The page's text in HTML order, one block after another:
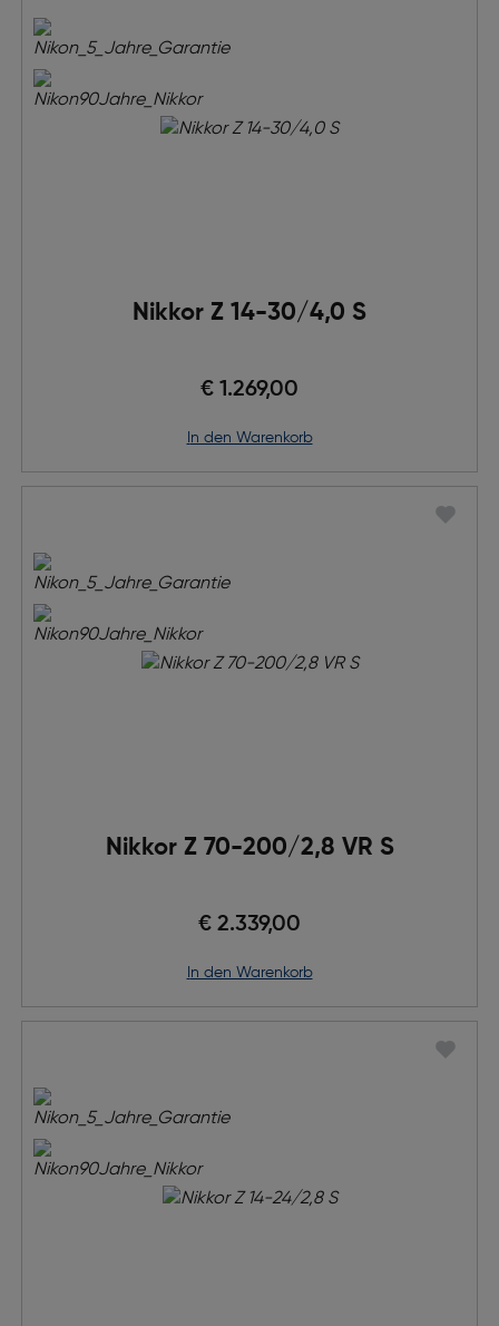
Nikkor Z 14-30/4,0 S
€ 1.269,00
in den Warenkorb
Nikkor Z 70-200/2,8 VR S
€ 2.339,00
in den Warenkorb